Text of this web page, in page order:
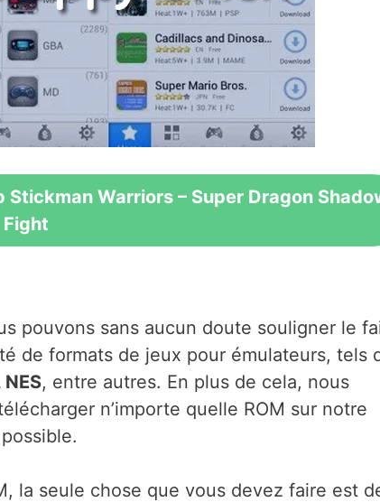
Stickman Warriors – Super Dragon
Fight
pouvons sans aucun doute souligner le
de formats de jeux pour émulateurs, tels
NES, entre autres. En plus de cela, nous
n’importe quelle ROM sur notre
la seule chose que vous devez faire est